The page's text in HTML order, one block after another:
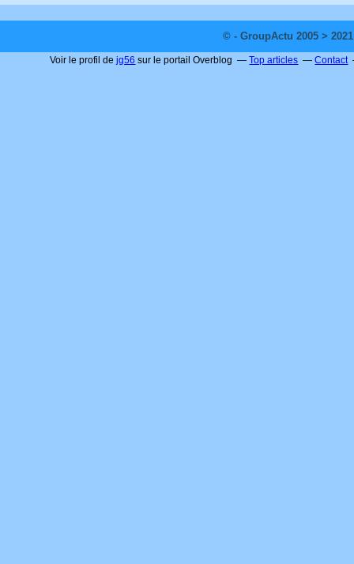
© - GroupActu 2005 >
Voir le profil dejg56 sur le portail Overblog Top articles Contact